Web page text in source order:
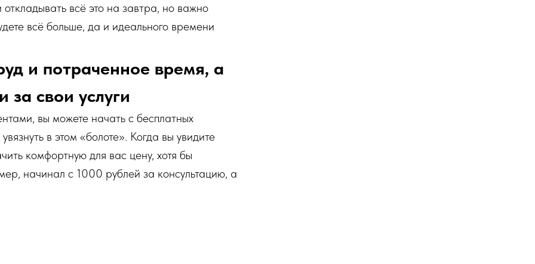
всё это на завтра, но важно
всё больше, да и идеального времени
и потраченное время, а
за свои услуги
вы можете начать с бесплатных
в этом «болоте». Когда вы увидите
комфортную для вас цену, хотя бы
начинал с 1000 рублей за консультацию, а